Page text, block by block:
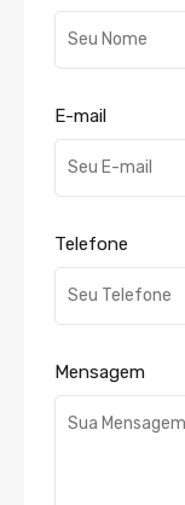
E-mail
Telefone
Mensagem